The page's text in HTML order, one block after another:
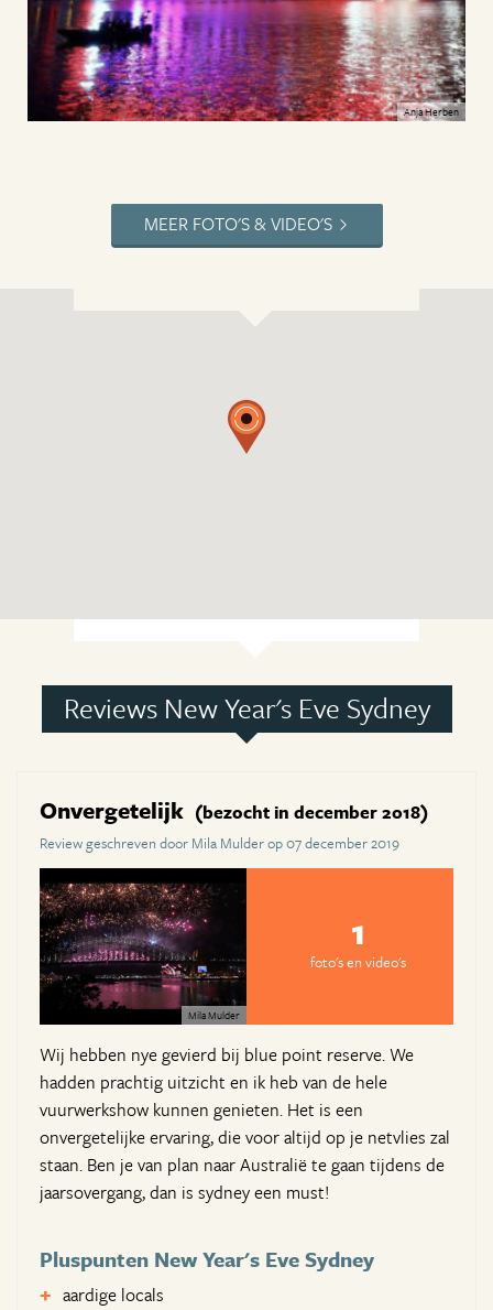
Anja Herben
MEER FOTO'S & VIDEO'S
Reviews New Year's Eve Sydney
Onvergetelijk (bezocht in december 2018)
Review geschreven door Mila Mulder op 07 december 2019
Mila Mulder
1
foto's en video's
Wij hebben nye gevierd bij blue point reserve. We
hadden prachtig uitzicht en ik heb van de hele
vuurwerkshow kunnen genieten. Het is een
onvergetelijke ervaring, die voor altijd op je netvlies zal
staan. Ben je van plan naar Australië te gaan tijdens de
jaarsovergang, dan is sydney een must!
Pluspunten New Year's Eve Sydney
aardige locals